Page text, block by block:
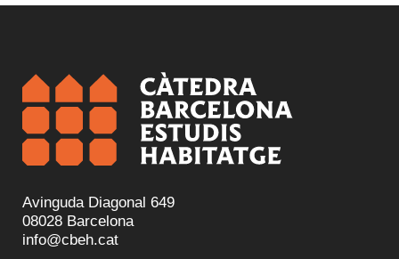
Avinguda Diagonal 649
08028 Barcelona
info@cbeh.cat